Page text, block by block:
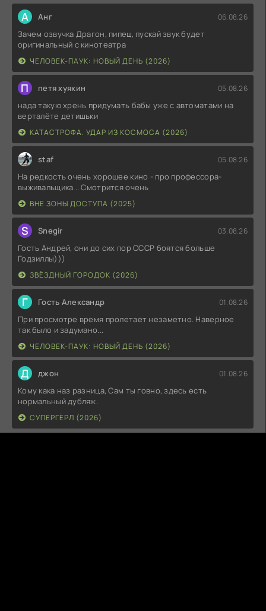
А Анг 06.08.26
Зачем озвучка Драгон, пипец, пускай звук будет
оригинальный с кинотеатра
ЧЕЛОВЕК-ПАУК: НОВЫЙ ДЕНЬ (2026)
П петя хуякин 05.08.26
нада такую хрень придумать бабы уже с автоматами на
верталёте детишьки
КАТАСТРОФА. УДАР ИЗ КОСМОСА (2026)
staf 05.08.26
На редкость очень хорошее кино - про профессора-
выживальщика... Смотрится очень
ВНЕ ЗОНЫ ДОСТУПА (2025)
S Snegir 03.08.26
Гость Андрей, они до сих пор СССР боятся больше
Годзиллы)))
ЗВЁЗДНЫЙ ГОРОДОК (2026)
Г Гость Александр 01.08.26
При просмотре время пролетает незаметно. Наверное
так было и задумано...
ЧЕЛОВЕК-ПАУК: НОВЫЙ ДЕНЬ (2026)
Д джон 01.08.26
Кому кака наз разница, Сам ты говно, здесь есть
нормальный дубляж.
СУПЕРГЁРЛ (2026)